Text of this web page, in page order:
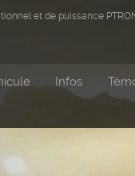
Infos
et de puissance